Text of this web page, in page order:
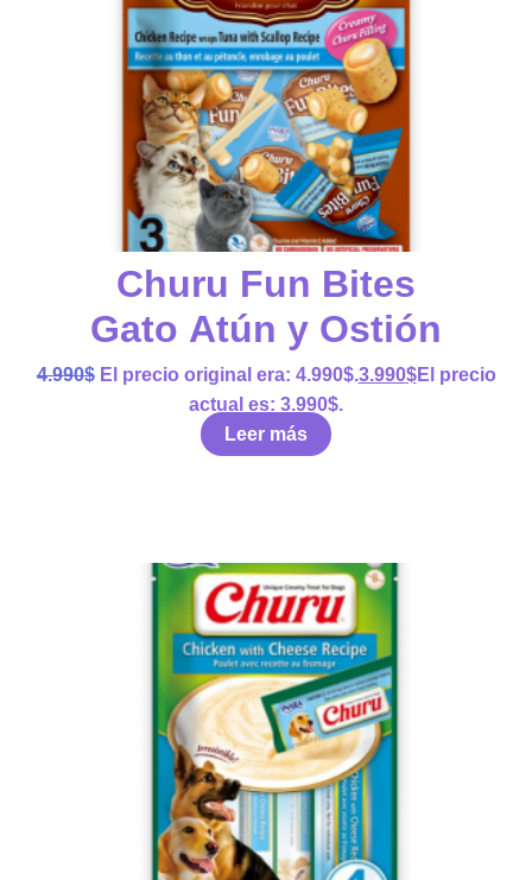
Churu Fun Bites
Gato Atún y Ostión
4.990$ El precio original era: 4.990$.3.990$El precio
actual es: 3.990$.
Leer más